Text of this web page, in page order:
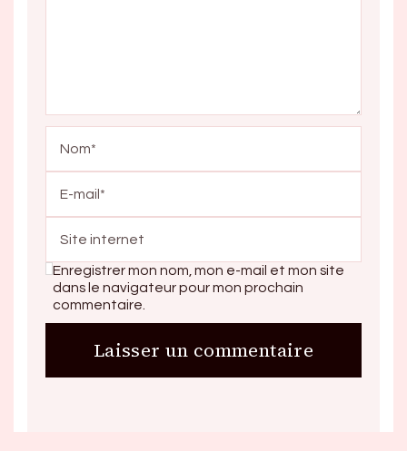
Enregistrer mon nom, mon e-mail et mon site
dans le navigateur pour mon prochain
commentaire.